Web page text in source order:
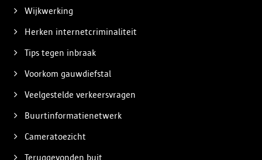
Wijkwerking
Herken internetcriminaliteit
Tips tegen inbraak
Voorkom gauwdiefstal
Veelgestelde verkeersvragen
Buurtinformatienetwerk
Cameratoezicht
Teruggevonden buit